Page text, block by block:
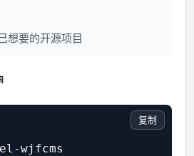
想要的开源项目
复制